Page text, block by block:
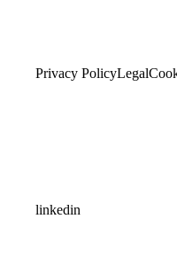
Privacy PolicyLegal
linkedin